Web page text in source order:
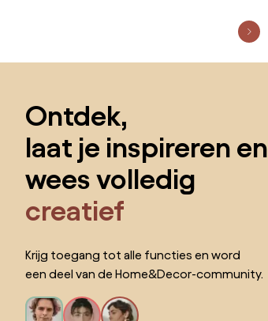
Ontdek,
laat je inspireren en
wees volledig
creatief
Krijg toegang tot alle functies en word
een deel van de Home&Decor-community.